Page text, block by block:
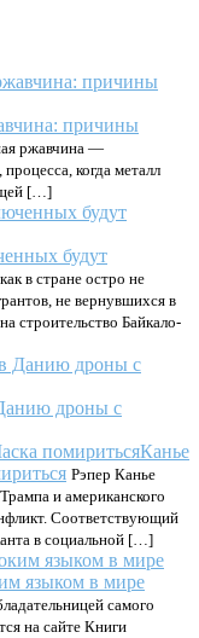
причины
ржавчина —
когда металл
[…]
будут
в стране остро не
не вернувшихся в
строительство Байкало-
дроны с
Канье
Рэпер Канье
и американского
Соответствующий
в социальной […]
языком в мире
самого
на сайте Книги